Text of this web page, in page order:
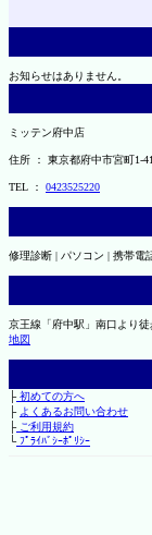
お知らせはありません。
ミッテン府中店
住所 ： 東京都府中市宮町1-
TEL ： 0423525220
修理診断 | パソコン | 携帯電
京王線「府中駅」南口より徒
地図
├初めての方へ
├ よくあるお問い合わせ
├ご利用規約
└ﾌﾟﾗｲﾊﾞｼｰﾎﾟﾘｼｰ